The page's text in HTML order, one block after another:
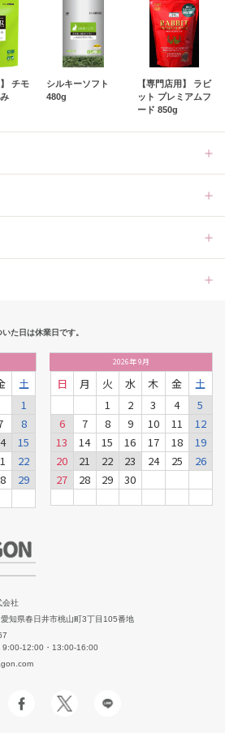
】 チモ
シルキーソフト
480g
【専門店用】 ラビ
ット プレミアムフ
ード 850g
た日は休業日です。
土
1
8
15
22
29
2026年9月
日 月 火 水 木 金
土
1
2 3 4
5
6
7 8 9 10 11
12
13
14 15 16 17 18
19
20
21 22 23 24 25
26
27
28 29 30
会社
知県春日井市桃山町3丁目105番地
9:00-12:00・13:00-16:00